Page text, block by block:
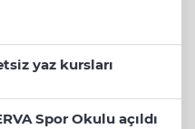
yaz kursları
Spor Okulu açıldı